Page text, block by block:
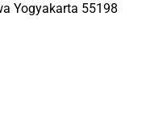
Yogyakarta 55198